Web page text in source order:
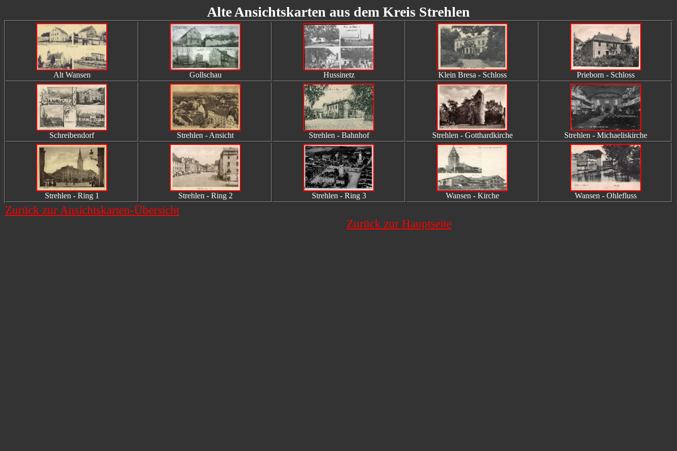
Alte Ansichtskarten aus dem Kreis Strehlen
Alt Wansen Gollschau Hussinetz Klein Bresa - Schloss Prieborn - Schloss
Schreibendorf Strehlen - Ansicht Strehlen - Bahnhof Strehlen - Gotthardkirche Strehlen - Michaeliskirche
Strehlen - Ring 1 Strehlen - Ring 2 Strehlen - Ring 3 Wansen - Kirche Wansen - Ohlefluss
Zurück zur Ansichtskarten-Übersicht
Zurück zur Hauptseite